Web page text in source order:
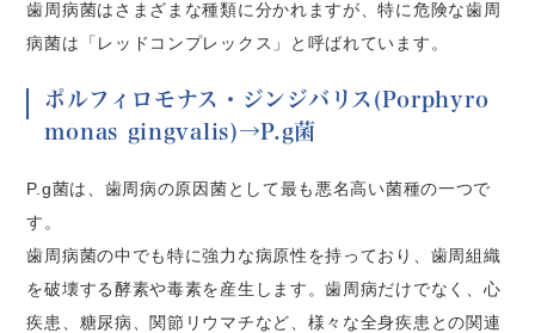
歯周病菌はさまざまな種類に分かれますが、特に危険な歯周
病菌は「レッドコンプレックス」と呼ばれています。
ポルフィロモナス・ジンジバリス(Porphyro
monas gingvalis)→P.g菌
P.g菌は、歯周病の原因菌として最も悪名高い菌種の一つで
す。
歯周病菌の中でも特に強力な病原性を持っており、歯周組織
を破壊する酵素や毒素を産生します。歯周病だけでなく、心
疾患、糖尿病、関節リウマチなど、様々な全身疾患との関連